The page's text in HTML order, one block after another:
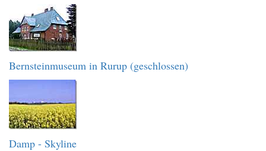
Bernsteinmuseum in Rurup (geschlossen)
Damp - Skyline